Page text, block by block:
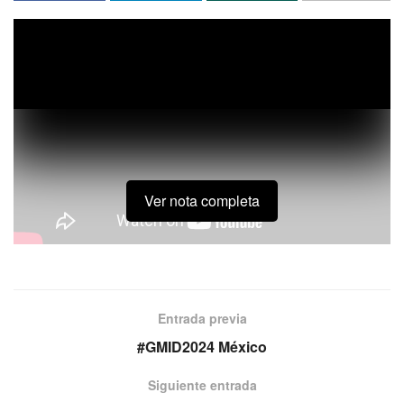
junto con @comir.mx, busca ser ejemplo no sólo para la
#IndustriaDeReunionesen#Méxicosino para el mundo?!
Ver nota completa
Entrada previa
#GMID2024 México
Siguiente entrada